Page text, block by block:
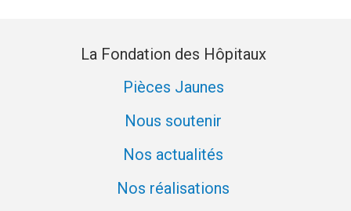
La Fondation des Hôpitaux
Pièces Jaunes
Nous soutenir
Nos actualités
Nos réalisations